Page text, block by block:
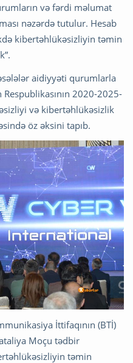
və fərdi məlumat
nəzərdə tutulur. Hesab
kibertəhlükəsizliyin təmin
aidiyyəti qurumlarla
2020-2025-
və kibertəhlükəsizlik
öz əksini tapıb.
İttifaqının (BTİ)
Moçu tədbir
təmin